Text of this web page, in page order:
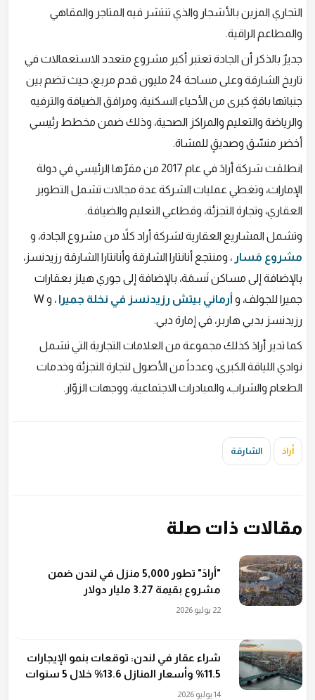
التجاري المزين بالأشجار والذي تنتشر فيه المتاجر والمقاهي
والمطاعم الراقية.
جديرٌ بالذكر أن الجادة تعتبر أكبر مشروع متعدد الاستعمالات في
تاريخ الشارقة وعلى مساحة 24 مليون قدم مربع، حيث تضم بين
جنباتها باقةٍ كبرى من الأحياء السكنية، ومرافق الضيافة والترفيه
والرياضة والتعليم والمراكز الصحية، وذلك ضمن مخطط رئيسي
أخضر منسّق وصديقٍ للمشاة.
انطلقت شركة أرادَ في عام 2017 من مقرّها الرئيسي في دولة
الإمارات، وتغطي عمليات الشركة عدة مجالات تشمل التطوير
العقاري، وتجارة التجزئة، وقطاعي التعليم والضيافة.
وتشمل المشاريع العقارية لشركة أراد كلاً من مشروع الجادة، و
مشروع مَسار ، ومنتجع أنانتارا الشارقة وأنانتارا الشارقة رزيدنسز،
بالإضافة إلى مساكن نَسمَة، بالإضافة إلى جوري هيلز بعقارات
جميرا للجولف، و أرماني بيتش رزيدنسز في نخلة جميرا
، و W
رزيدنسز بدبي هاربر، في إمارة دبي.
كما تدير أرادَ كذلك مجموعة من العلامات التجارية التي تشمل
نوادي اللياقة الكبرى، وعدداً من الأصول لتجارة التجزئة وخدمات
الطعام والشراب، والمبادرات الاجتماعية، ووجهات الزوّار.
أرادَ الشارقة
مقالات ذات صلة
"أرادَ" تطور 5,000 منزل في لندن ضمن
مشروع بقيمة 3.27 مليار دولار
22 يوليو 2026
شراء عقار في لندن: توقعات بنمو الإيجارات
11.5% وأسعار المنازل 13.6% خلال 5 سنوات
14 يوليو 2026